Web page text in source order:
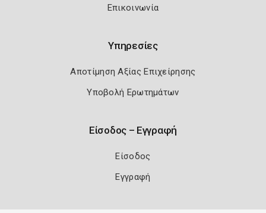
Επικοινωνία
Υπηρεσίες
Αποτίμηση Αξίας Επιχείρησης
Υποβολή Ερωτημάτων
Είσοδος – Εγγραφή
Είσοδος
Εγγραφή